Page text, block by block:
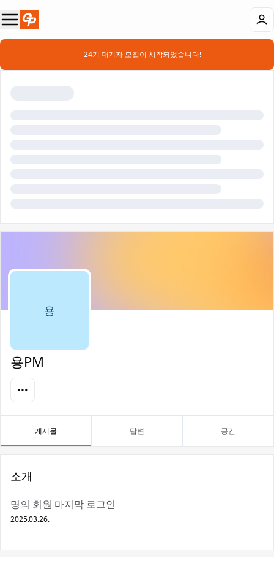
📣 24기 대기자 모집이 시작되었습니다!
용
용PM
게시물 답변 공간
소개
명의 회원 마지막 로그인
2025.03.26.